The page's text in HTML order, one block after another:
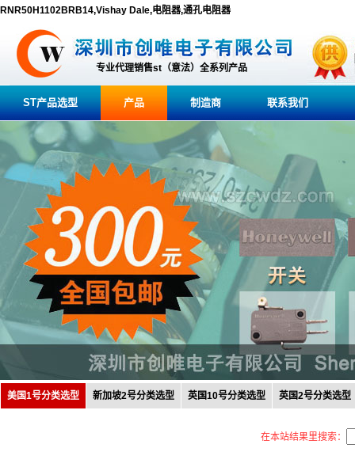
RNR50H1102BRB14,Vishay Dale,电阻器,通孔电阻器
专业代理销售st（意法）全系列产品
ST产品选型 产品 制造商 联系我们
美国1号分类选型 新加坡2号分类选型 英国10号分类选型 英国2号分类选型
在本站结果里搜索：